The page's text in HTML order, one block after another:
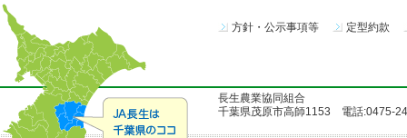
方針・公示事項等 定型約款
長生農業協同組合
千葉県茂原市高師1153 電話:0475-